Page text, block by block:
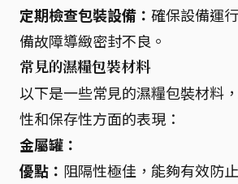
定期檢查包裝設備： 確保設備運
備故障導緻密封不良。
常見的濕糧包裝材料
以下是一些常見的濕糧包裝材料
性和保存性方面的表現：
金屬罐：
優點： 阻隔性極佳，能夠有效防